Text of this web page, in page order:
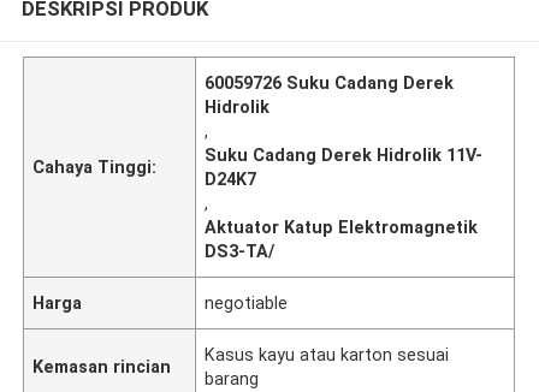
DESKRIPSI PRODUK
Cahaya Tinggi:
60059726 Suku Cadang Derek
Hidrolik
,
Suku Cadang Derek Hidrolik 11V-
D24K7
,
Aktuator Katup Elektromagnetik
DS3-TA/
Harga negotiable
Kemasan rincian
Kasus kayu atau karton sesuai
barang